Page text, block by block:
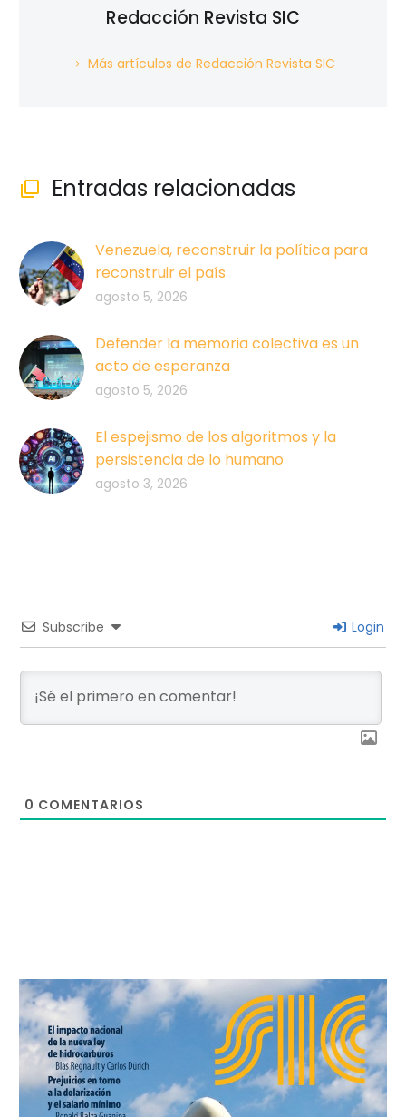
Redacción Revista SIC
Más artículos de Redacción Revista SIC
 Entradas relacionadas
Venezuela, reconstruir la política para
reconstruir el país
agosto 5, 2026
Defender la memoria colectiva es un
acto de esperanza
agosto 5, 2026
El espejismo de los algoritmos y la
persistencia de lo humano
agosto 3, 2026
Subscribe Login
0 COMENTARIOS